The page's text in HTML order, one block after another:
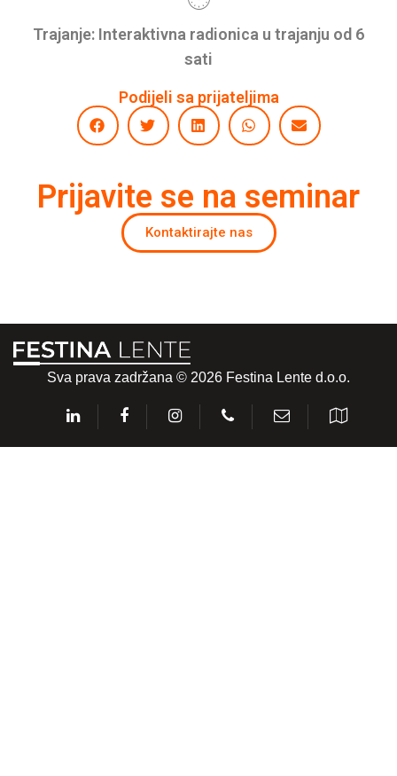
Trajanje: Interaktivna radionica u trajanju od 6
sati
Podijeli sa prijateljima
Prijavite se na seminar
Kontaktirajte nas
Sva prava zadržana © 2026 Festina Lente d.o.o.